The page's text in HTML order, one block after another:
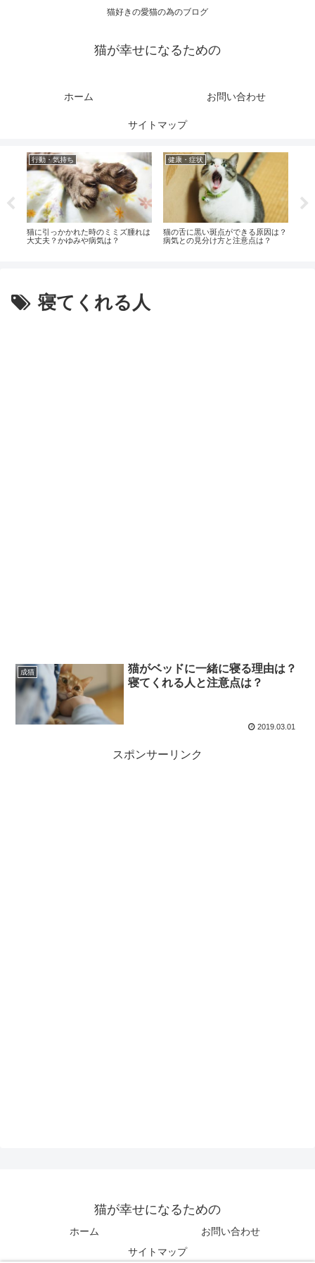
猫好きの愛猫の為のブログ
猫が幸せになるための
ホーム お問い合わせ
サイトマップ
行動・気持ち
猫に引っかかれた時のミミズ腫れは
大丈夫？かゆみや病気は？
健康・症状
猫の舌に黒い斑点ができる原因は？
病気との見分け方と注意点は？
寝てくれる人
成猫
猫がベッドに一緒に寝る理由は？
寝てくれる人と注意点は？
2019.03.01
スポンサーリンク
猫が幸せになるための
ホーム
お問い合わせ
サイトマップ